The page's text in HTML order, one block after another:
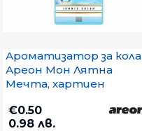
Ароматизатор за кола
Ареон Мон Лятна
Мечта, хартиен
€0.50
0.98 лв.